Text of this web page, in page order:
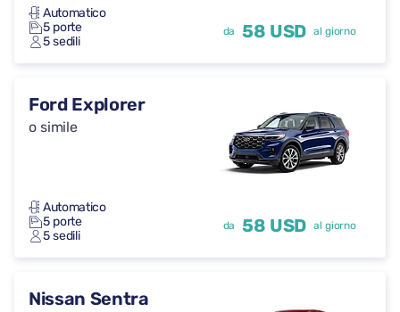
Automatico
5 porte
5 sedili
da 58 USD al giorno
Ford Explorer
o simile
Automatico
5 porte
5 sedili
da 58 USD al giorno
Nissan Sentra